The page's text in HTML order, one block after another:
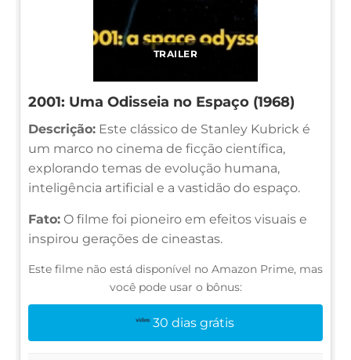
TRAILER
2001: Uma Odisseia no Espaço (1968)
Descrição: Este clássico de Stanley Kubrick é
um marco no cinema de ficção científica,
explorando temas de evolução humana,
inteligência artificial e a vastidão do espaço.
Fato: O filme foi pioneiro em efeitos visuais e
inspirou gerações de cineastas.
Este filme não está disponível no Amazon Prime, mas
você pode usar o bônus:
30 dias grátis